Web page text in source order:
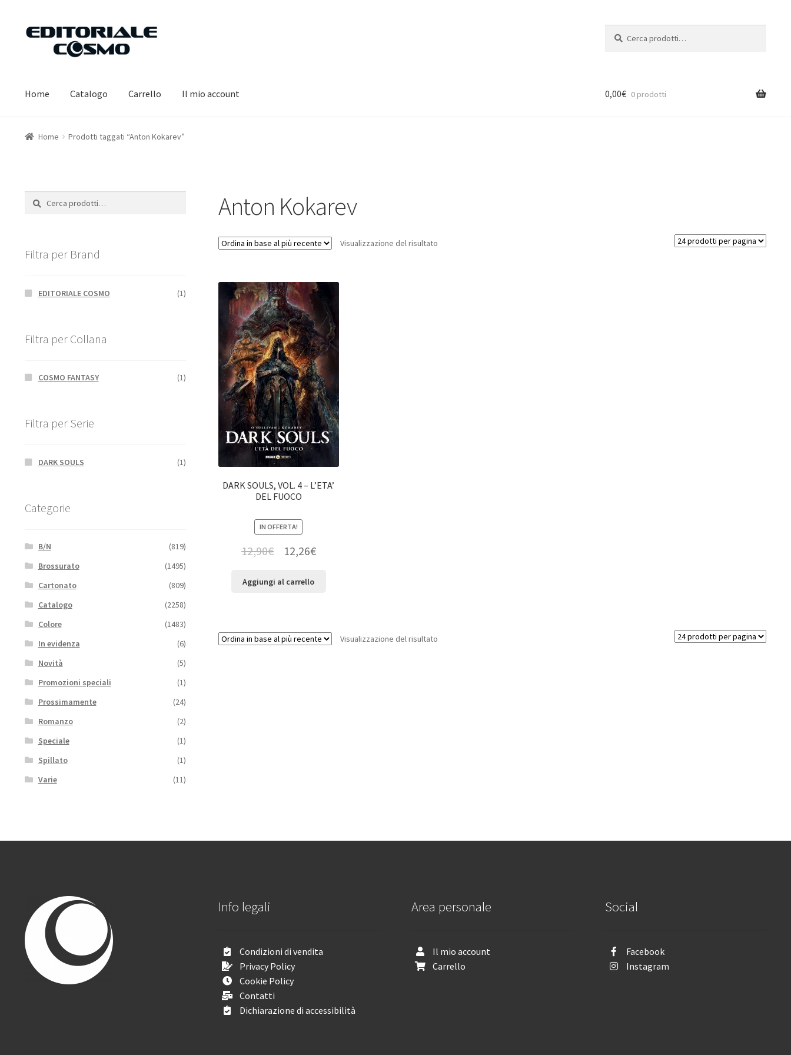
Vai
navigazione
Vai
Home Catalogo Carrello Il mio account 0,00€ 0 prodotti
Home Prodotti taggati “Anton Kokarev”
Anton Kokarev
Visualizzazione del risultato
DARK SOULS, VOL. 4 – L’ETA’
DEL FUOCO
IN OFFERTA!
12,90€ 12,26€
Aggiungi al carrello
Visualizzazione del risultato
Cerca:
Cerca
Filtra per Brand
EDITORIALE COSMO (1)
Filtra per Collana
COSMO FANTASY (1)
Filtra per Serie
DARK SOULS (1)
Categorie
B/N
(819)
Brossurato
(1495)
Cartonato
(809)
Catalogo
(2258)
Colore
(1483)
In evidenza
(6)
Novità
(5)
Promozioni speciali
(1)
Prossimamente
(24)
Romanzo
(2)
Speciale
(1)
Spillato
(1)
Varie
(11)
Info legali
Condizioni di vendita
Privacy Policy
Cookie Policy
Contatti
Dichiarazione di accessibilità
Area personale
Il mio account
Carrello
Social
Facebook
Instagram